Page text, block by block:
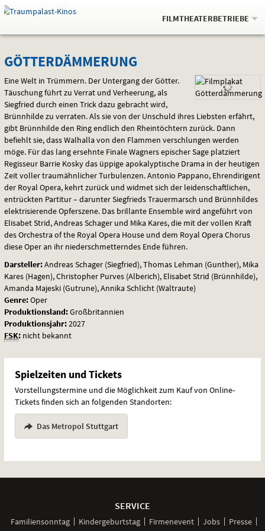
Springe
zum
,zum
.
Navigation
Service
Gehe
zur
Auswahl
FILMTHEATERBETRIEBE
GÖTTERDÄMMERUNG
GÖTTERDÄMMERUNG
Eine Welt in Trümmern. Der Untergang der Götter.
Täuschung führt zu Verrat und Verheerung, als
Siegfried durch einen Trick dazu gebracht wird,
Brünnhilde zu verraten. Als sie von der Unschuld ihres Liebsten erfährt,
gibt Brünnhilde den Ring endlich den Rheintöchtern zurück. Dann
befiehlt sie, dass Walhalla von den Flammen verschlungen werden
möge. Für das lang ersehnte Finale Wagners epischer Sage platziert
Regisseur Barrie Kosky das üppige apokalyptische Drama in der heutigen
Zeit voller traumähnlicher Turbulenzen. Antonio Pappano, Ehrendirigent
der Royal Opera, kehrt zurück und widmet sich der leidenschaftlichen,
entrückten Partitur – darunter Siegfrieds Trauermarsch und Brünnhildes
elektrisierende Opferszene. Das brillante Ensemble wird angeführt von
Elisabet Strid, Andreas Schager und Mika Kares, die mit der vollen Kraft
des Orchestra of the Royal Opera House und dem Royal Opera Chorus
diese Oper an ihr niederschmetterndes Ende führen.
Darsteller:Andreas Schager (Siegfried), Thomas Lehman (Gunther), Mika
Kares (Hagen), Christopher Purves (Alberich), Elisabet Strid (Brünnhilde),
Amanda Majeski (Gutrune), Annika Schlicht (Waltraute)
Genre:Oper
Produktionsland:Großbritannien
Produktionsjahr:2027
FSK: nicht bekannt
Spielzeiten und Tickets
Vorstellungstermine und die Möglichkeit zum Kauf von Online-
Tickets finden sich an folgenden Standorten:
Das Metropol Stuttgart
SERVICE
Familiensonntag Kindergeburtstag Firmenevent Jobs
Presse